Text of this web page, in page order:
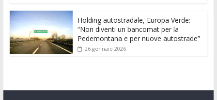
Holding autostradale, Europa Verde:
“Non diventi un bancomat per la
Pedemontana e per nuove autostrade”
26 gennaio 2026